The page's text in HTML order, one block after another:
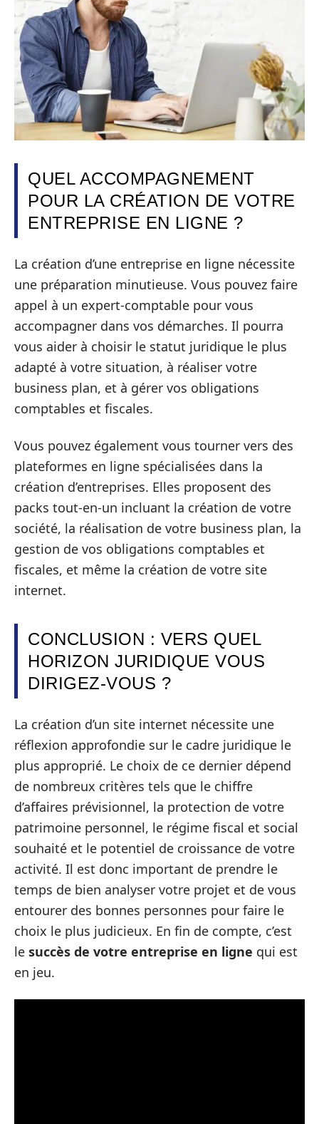
QUEL ACCOMPAGNEMENT
POUR LA CRÉATION DE VOTRE
ENTREPRISE EN LIGNE ?
La création d’une entreprise en ligne nécessite
une préparation minutieuse. Vous pouvez faire
appel à un expert-comptable pour vous
accompagner dans vos démarches. Il pourra
vous aider à choisir le statut juridique le plus
adapté à votre situation, à réaliser votre
business plan, et à gérer vos obligations
comptables et fiscales.
Vous pouvez également vous tourner vers des
plateformes en ligne spécialisées dans la
création d’entreprises. Elles proposent des
packs tout-en-un incluant la création de votre
société, la réalisation de votre business plan, la
gestion de vos obligations comptables et
fiscales, et même la création de votre site
internet.
CONCLUSION : VERS QUEL
HORIZON JURIDIQUE VOUS
DIRIGEZ-VOUS ?
La création d’un site internet nécessite une
réflexion approfondie sur le cadre juridique le
plus approprié. Le choix de ce dernier dépend
de nombreux critères tels que le chiffre
d’affaires prévisionnel, la protection de votre
patrimoine personnel, le régime fiscal et social
souhaité et le potentiel de croissance de votre
activité. Il est donc important de prendre le
temps de bien analyser votre projet et de vous
entourer des bonnes personnes pour faire le
choix le plus judicieux. En fin de compte, c’est
le succès de votre entreprise en ligne qui est
en jeu.